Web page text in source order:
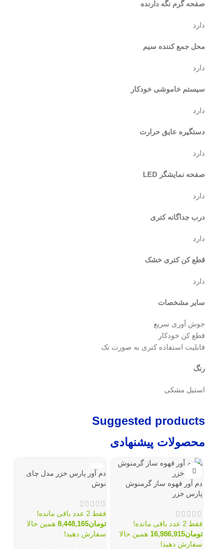
صفحه گرم نگه دارنده
دارد
محل جمع کننده سیم
دارد
سیستم خاموشی خودکار
دارد
دستگیره عایق حرارت
دارد
صفحه نمایشگر
دارد
درب جداگانه کتری
دارد
قطع کن کتری خشک
دارد
سایر مشخصات
جوش آوری سریع
قطع کن خودکار
قابلیت استفاده کتری به صورت تک
رنگ
استیل مشکی
Suggested products
محصولات پیشنهادی
دم آور قهوه ساز گرمنوش
پارس خزر
فقط 2 عدد باقی مانده!
تومان16,986,915 همین حالا
سفارش دهید!
دم آور پارس خزر مدل چای
نوش
فقط 2 عدد باقی مانده!
تومان8,448,165 همین حالا
سفارش دهید!